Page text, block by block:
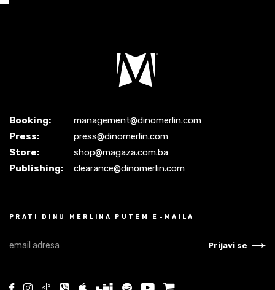
Booking:
management@dinomerlin.com
Press:
press@dinomerlin.com
Store:
shop@magaza.com.ba
Publishing:
clearance@dinomerlin.com
PRATI DINU MERLINA PUTEM E-MAILA
Prijavi se